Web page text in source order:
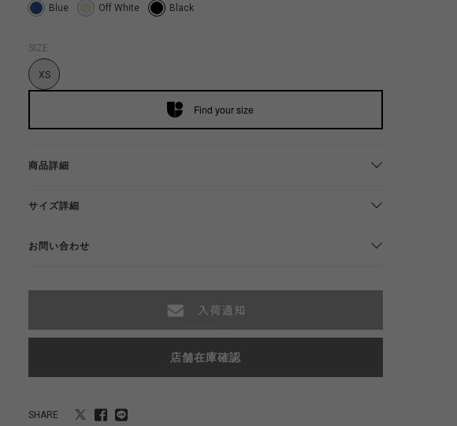
Blue
Off White Black
SIZE
XS
Find your size
商品詳細
サイズ詳細
お問い合わせ
店舗在庫確認
SHARE